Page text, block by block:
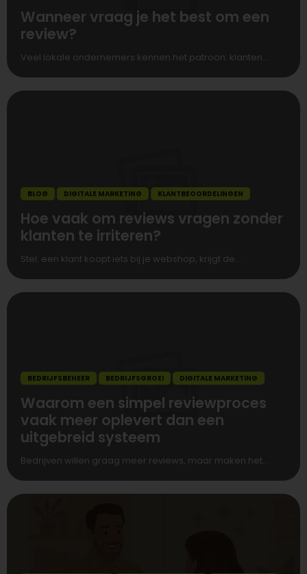
Wanneer vraag je het best om een
review?
Veel lokale ondernemers kennen het patroon: klanten...
BLOG DIGITALE MARKETING KLANTBEOORDELINGEN
Hoe vaak om reviews vragen zonder
klanten te irriteren?
Stel: een klant koopt iets bij je webshop, krijgt de...
BEDRIJFSBEHEER BEDRIJFSGROEI DIGITALE MARKETING
Waarom een simpel reviewproces
vaak meer oplevert dan een
uitgebreid systeem
Bedrijven willen graag meer reviews, maar maken het...